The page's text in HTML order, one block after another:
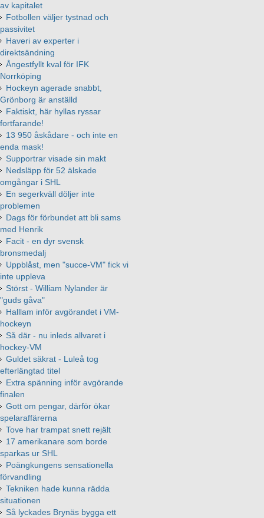
av kapitalet
Fotbollen väljer tystnad och
passivitet
Haveri av experter i
direktsändning
Ångestfyllt kval för IFK
Norrköping
Hockeyn agerade snabbt,
Grönborg är anställd
Faktiskt, här hyllas ryssar
fortfarande!
13 950 åskådare - och inte en
enda mask!
Supportrar visade sin makt
Nedsläpp för 52 älskade
omgångar i SHL
En segerkväll döljer inte
problemen
Dags för förbundet att bli sams
med Henrik
Facit - en dyr svensk
bronsmedalj
Uppblåst, men "succe-VM" fick vi
inte uppleva
Störst - William Nylander är
"guds gåva"
Halllam inför avgörandet i VM-
hockeyn
Så där - nu inleds allvaret i
hockey-VM
Guldet säkrat - Luleå tog
efterlängtad titel
Extra spänning inför avgörande
finalen
Gott om pengar, därför ökar
spelaraffärerna
Tove har trampat snett rejält
17 amerikanare som borde
sparkas ur SHL
Poängkungens sensationella
förvandling
Tekniken hade kunna rädda
situationen
Så lyckades Brynäs bygga ett